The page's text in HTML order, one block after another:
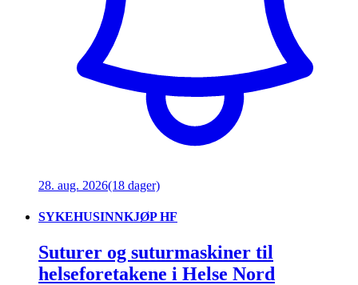
28. aug. 2026(18 dager)
SYKEHUSINNKJØP HF
Suturer og suturmaskiner til
helseforetakene i Helse Nord